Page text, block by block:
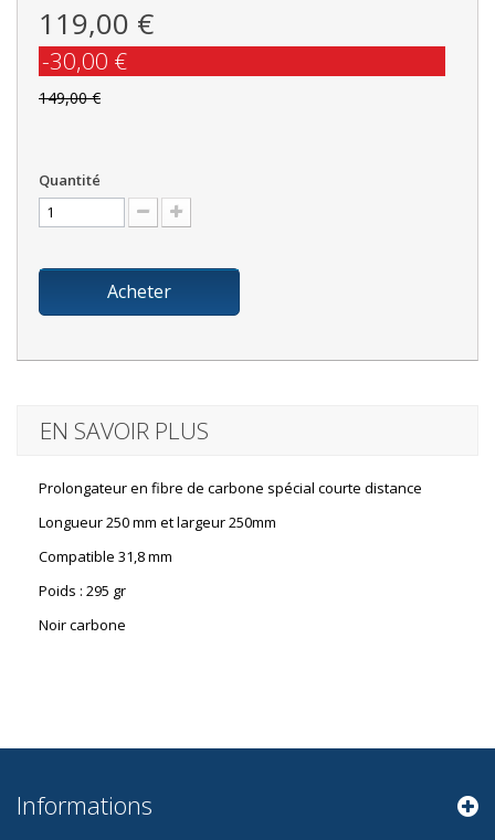
119,00 €
-30,00 €
149,00 €
Quantité
Acheter
EN SAVOIR PLUS
Prolongateur en fibre de carbone spécial courte distance
Longueur 250 mm et largeur 250mm
Compatible 31,8 mm
Poids : 295 gr
Noir carbone
Informations